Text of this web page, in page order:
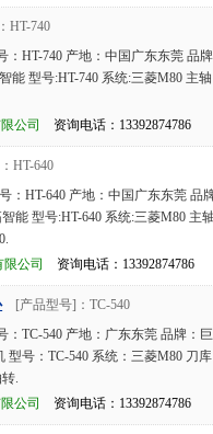
HT-740
：HT-740 产地：中国广东东莞 品
能 型号:HT-740 系统:三菱M80 主
公司
资询电话：13392874786
HT-640
：HT-640 产地：中国广东东莞 品
能 型号:HT-640 系统:三菱M80 主
公司
资询电话：13392874786
[产品型号]：TC-540
：TC-540 产地：广东东莞 品牌：
型号：TC-540 系统：三菱M80 刀
.
公司
资询电话：13392874786